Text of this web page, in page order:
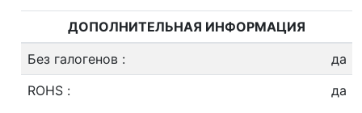
ДОПОЛНИТЕЛЬНАЯ ИНФОРМАЦИЯ
Без галогенов:
да
ROHS: да